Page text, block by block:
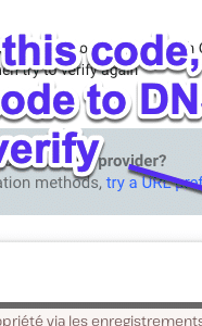
via les